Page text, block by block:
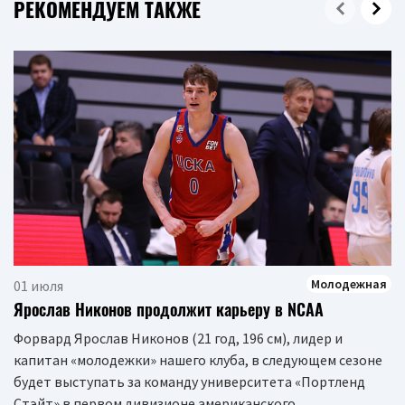
РЕКОМЕНДУЕМ ТАКЖЕ
01 июля Молодежная
Ярослав Никонов продолжит карьеру в NCAA
Форвард Ярослав Никонов (21 год, 196 см), лидер и
капитан «молодежки» нашего клуба, в следующем сезоне
будет выступать за команду университета «Портленд